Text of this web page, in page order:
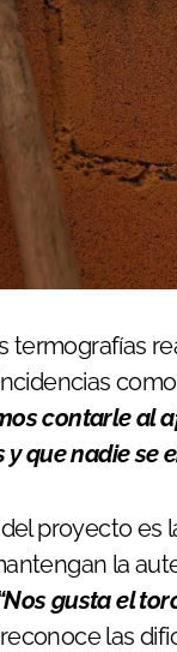
termografías
contarle al
que nadie se
proyecto es
la
gusta el
las